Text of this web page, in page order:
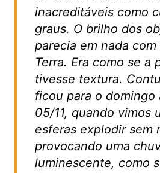
inacreditáveis como
graus. O brilho dos
parecia em nada
Terra. Era como se a
tivesse textura.
ficou para o domingo
05/11, quando vimos
esferas explodir sem
provocando uma
luminescente, como